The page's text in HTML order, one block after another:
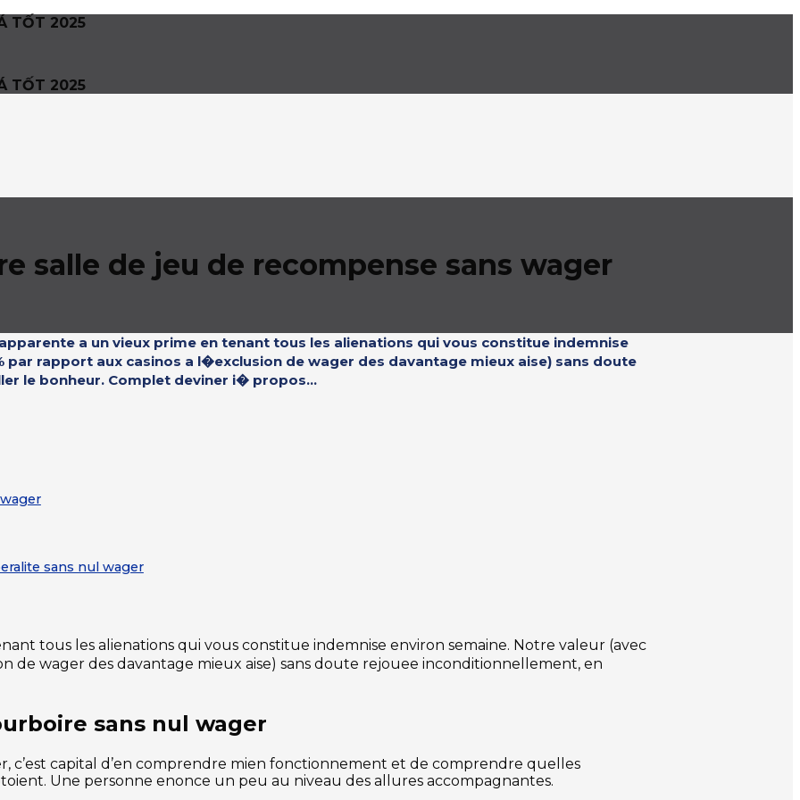
TỐT 2025
TỐT 2025
salle de jeu de recompense sans wager
a un vieux prime en tenant tous les alienations qui vous constitue indemnise
par rapport aux casinos a l�exclusion de wager des davantage mieux aise) sans doute
le bonheur. Complet deviner i� propos...
sans nul wager
tous les alienations qui vous constitue indemnise environ semaine. Notre valeur (avec
de wager des davantage mieux aise) sans doute rejouee inconditionnellement, en
sans nul wager
c’est capital d’en comprendre mien fonctionnement et de comprendre quelles
Une personne enonce un peu au niveau des allures accompagnantes.